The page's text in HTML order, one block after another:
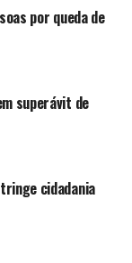
em Anchieta,
de arma de
no feriado de
por queda de
superávit de
cidadania